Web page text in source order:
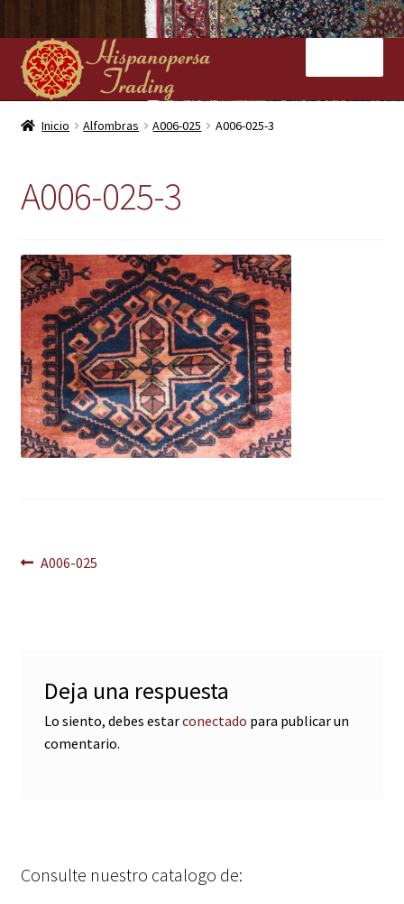
Ir
a
la
navegación
Ir
al
contenido
Inicio
Kilims
Contacto
Inicio Alfombras A006-025 A006-025-3
A006-025-3
Navegación
Anterior:
A006-025
Deja una respuesta
Lo siento, debes estarconectado para publicar un
comentario.
Consulte nuestro catalogo de: